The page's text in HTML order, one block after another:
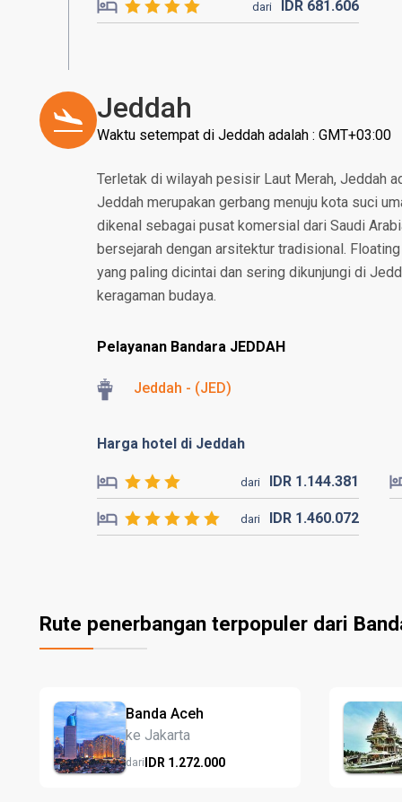
dari IDR 681.606
Jeddah
Waktu setempat di Jeddah adalah : GMT+03:00
Terletak di wilayah pesisir Laut Merah, Jeddah
Jeddah merupakan gerbang menuju kota suci
dikenal sebagai pusat komersial dari Saudi
bersejarah dengan arsitektur tradisional.
yang paling dicintai dan sering dikunjungi di
keragaman budaya.
Pelayanan Bandara JEDDAH
Jeddah - (JED)
Harga hotel di Jeddah
dari IDR 1.144.381
dari IDR 1.460.072
Rute penerbangan terpopuler dari
Banda Aceh
ke Jakarta
dariIDR 1.272.000